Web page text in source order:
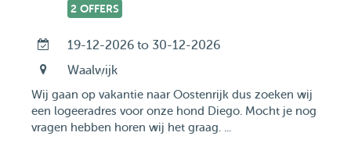
2 OFFERS
19-12-2026 to 30-12-2026
Waalwijk
Wij gaan op vakantie naar Oostenrijk dus zoeken wij
een logeeradres voor onze hond Diego. Mocht je nog
vragen hebben horen wij het graag. ...